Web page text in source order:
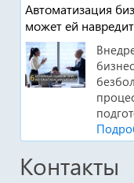
Автоматизация
может ей
Контакты